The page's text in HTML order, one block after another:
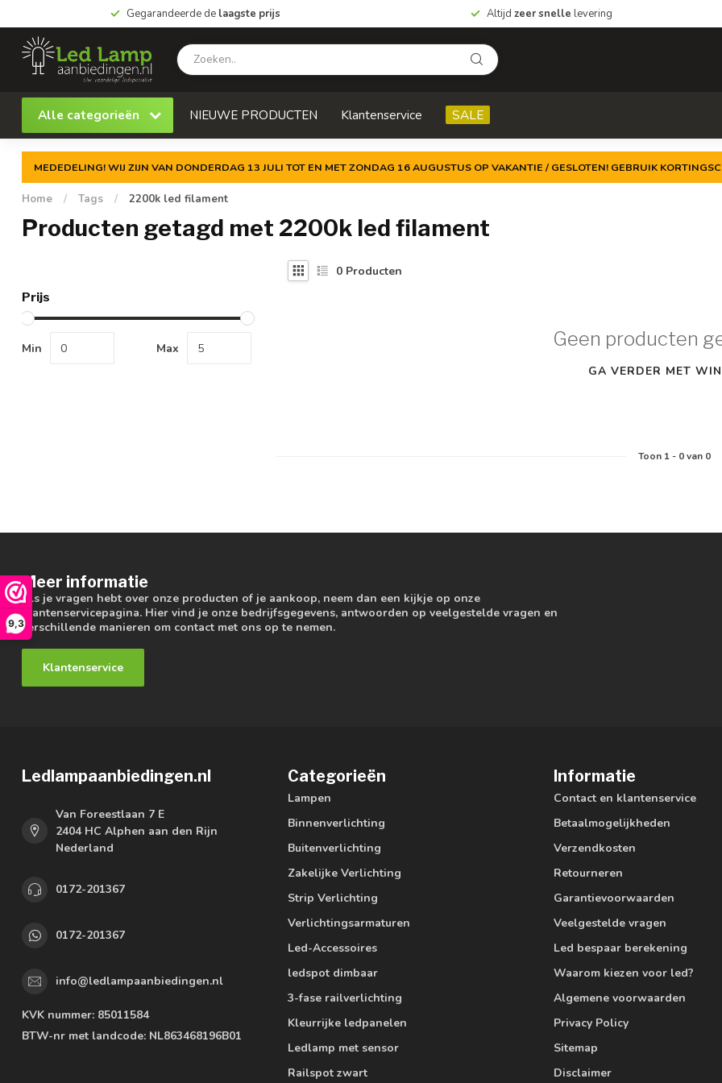
9,3
Gegarandeerde de laagste prijs Altijd zeer snelle levering
Alle categorieën NIEUWE PRODUCTEN Klantenservice SALE
MEDEDELING! WIJ ZIJN VAN DONDERDAG 13 JULI TOT EN MET ZONDAG 16 AUGUSTUS OP VAKANTIE / GESLOTEN! GEBRUIK
Home / Tags / 2200k led filament
Producten getagd met 2200k led filament
Prijs
Min Max
0 Producten
Geen producten
GA VERDER MET
Toon 1- 0van 0
Meer informatie
Als je vragen hebt over onze producten of je aankoop, neem dan een kijkje op onze
klantenservicepagina. Hier vind je onze bedrijfsgegevens, antwoorden op veelgestelde vragen en
verschillende manieren om contact met ons op te nemen.
Klantenservice
Ledlampaanbiedingen.nl
Van Foreestlaan 7 E
2404 HC Alphen aan den Rijn
Nederland
0172-201367
0172-201367
info@ledlampaanbiedingen.nl
KVK nummer: 85011584
BTW-nr met landcode: NL863468196B01
Categorieën
Lampen
Binnenverlichting
Buitenverlichting
Zakelijke Verlichting
Strip Verlichting
Verlichtingsarmaturen
Led-Accessoires
ledspot dimbaar
3-fase railverlichting
Kleurrijke ledpanelen
Ledlamp met sensor
Railspot zwart
Informatie
Contact en klantenservice
Betaalmogelijkheden
Verzendkosten
Retourneren
Garantievoorwaarden
Veelgestelde vragen
Led bespaar berekening
Waarom kiezen voor led?
Algemene voorwaarden
Privacy Policy
Sitemap
Disclaimer